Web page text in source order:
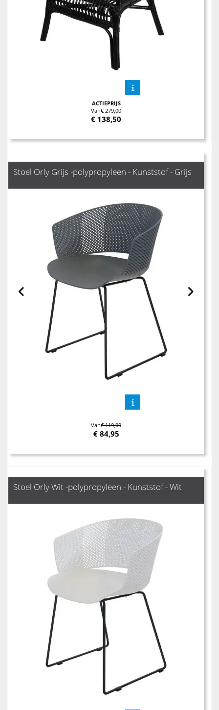
ACTIEPRIJS
Van€ 279,00
€ 138,50
Stoel Orly Grijs -polypropyleen - Kunststof - Grijs
Van€ 119,00
€ 84,95
Stoel Orly Wit -polypropyleen - Kunststof - Wit